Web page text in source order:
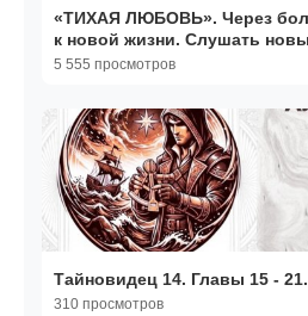
«ТИХАЯ ЛЮБОВЬ». Через
к новой жизни. Слушать
5 555 просмотров
Тайновидец 14. Главы 15 - 21.
310 просмотров